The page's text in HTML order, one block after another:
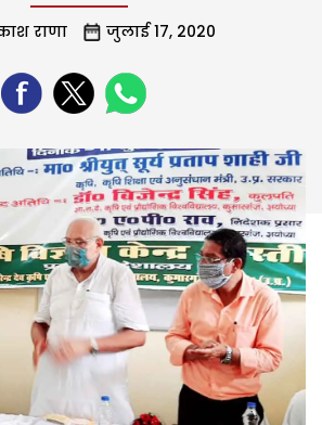
राणा जुलाई 17, 2020